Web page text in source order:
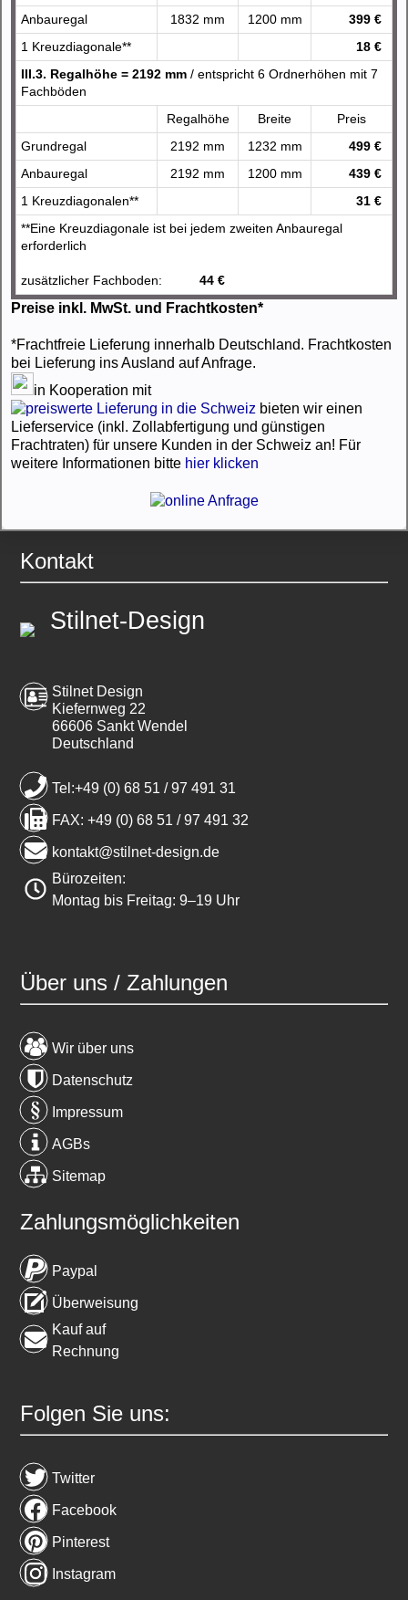
Anbauregal
1832 mm 1200 mm
399 €
1 Kreuzdiagonale**
18 €
III.3. Regalhöhe = 2192 mm / entspricht 6 Ordnerhöhen mit 7
Fachböden
Regalhöhe
Breite
Preis
Grundregal
2192 mm 1232 mm
499 €
Anbauregal
2192 mm 1200 mm
439 €
1 Kreuzdiagonalen**
31 €
**Eine Kreuzdiagonale ist bei jedem zweiten Anbauregal
erforderlich
zusätzlicher Fachboden: 44 €
Preise inkl. MwSt. und Frachtkosten*
*Frachtfreie Lieferung innerhalb Deutschland. Frachtkosten
bei Lieferung ins Ausland auf Anfrage.
in Kooperation mit
bieten wir einen
Lieferservice (inkl. Zollabfertigung und günstigen
Frachtraten) für unsere Kunden in der Schweiz an! Für
weitere Informationen bitte hier klicken
Kontakt
Stilnet-Design
Stilnet Design
Kiefernweg 22
66606 Sankt Wendel
Deutschland
Tel:+49 (0) 68 51 / 97 491 31
FAX: +49 (0) 68 51 / 97 491 32
kontakt@stilnet-design.de
Bürozeiten:
Montag bis Freitag: 9–19 Uhr
Über uns / Zahlungen
Wir über uns
Datenschutz
Impressum
AGBs
Sitemap
Zahlungsmöglichkeiten
Paypal
Überweisung
Kauf auf
Rechnung
Folgen Sie uns:
Twitter
Facebook
Pinterest
Instagram